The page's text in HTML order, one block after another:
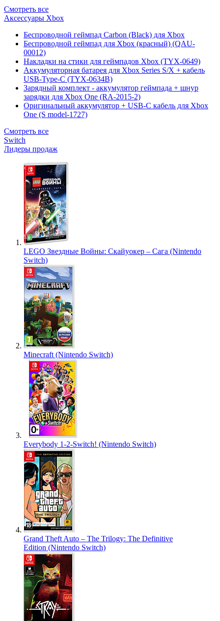
Смотреть все
Аксессуары Xbox
Беспроводной геймпад Carbon (Black) для Xbox
Беспроводной геймпад для Xbox (красный) (QAU-
00012)
Накладки на стики для геймпадов Xbox (TYX-0649)
Аккумуляторная батарея для Xbox Series S/X + кабель
USB-Type-C (TYX-0634B)
Зарядный комплект - аккумулятор геймпада + шнур
зарядки для Xbox One (RA-2015-2)
Оригинальный аккумулятор + USB-C кабель для Xbox
One (S model-1727)
Смотреть все
Switch
Лидеры продаж
LEGO Звездные Войны: Скайуокер – Сага (Nintendo
Switch)
Minecraft (Nintendo Switch)
Everybody 1-2-Switch! (Nintendo Switch)
Grand Theft Auto – The Trilogy: The Definitive
Edition (Nintendo Switch)